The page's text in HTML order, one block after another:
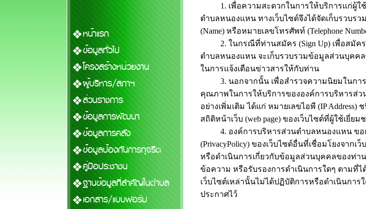
หน้าแรก
ข้อมูลทั่วไป
โครงสร้างหน่วยงาน
ผู้บริหาร/สภาฯ
ส่วนราชการ
ข้อมูลการพัฒนา
ข้อมูลการคลัง
ข้อมูลป้องกันการทุจริต
คู่มือประชาชน
ฐานข้อมูลที่สำคัญในตำบล
เอกสาร/แบบฟอร์ม
1. เพื่อความสะดวกในการให้บริการแก่ผู้ใช้
ตำบลหนองแหน ทางเว็บไซต์จึงได้จัดเก็บรวบรว
(Name) หรือหมายเลขโทรศัพท์ (Telephone
2. ในกรณีที่ท่านสมัคร (Sign Up) เพื่อสมัคร
ตำบลหนองแหน จะเก็บรวบรวมข้อมูลส่วนบุคคลข
ในการแจ้งเตือนข่าวสารให้กับท่าน
3. นอกจากนั้น เพื่อสำรวจความนิยมในการ
คุณภาพในการให้บริการขององค์การบริหารส่ว
อย่างเพิ่มเติม ได้แก่ หมายเลขไอพี (IP Address)
สถิติหน้าเว็บ (web page) ของเว็บไซต์ที่ผู้ใช้เยี่ยม
4. องค์การบริหารส่วนตำบลหนองแหน ขอ
(PrivacyPolicy) ของเว็บไซต์อื่นที่เชื่อมโยงจากเ
หรือดำเนินการเกี่ยวกับข้อมูลส่วนบุคคลของท่า
ข้อความ หรือรับรองการดำเนินการใดๆ ตามที่
เว็บไซต์เหล่านั้นไม่ได้ปฏิบัติการหรือดำเนินกา
ประกาศไว้